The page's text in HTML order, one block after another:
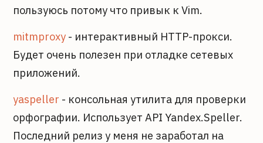
пользуюсь потому что привык к Vim.
mitmproxy - интерактивный HTTP-прокси.
Будет очень полезен при отладке сетевых
приложений.
yaspeller - консольная утилита для проверки
орфографии. Использует API Yandex.Speller.
Последний релиз у меня не заработал на